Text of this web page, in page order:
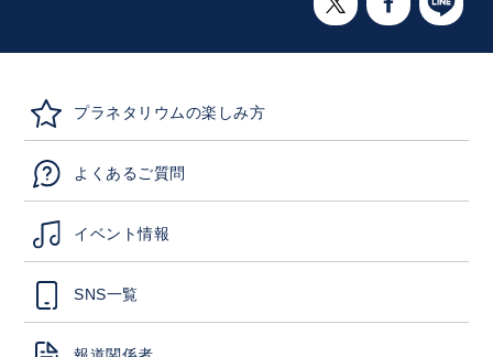
プラネタリウムの楽しみ方
よくあるご質問
イベント情報
SNS一覧